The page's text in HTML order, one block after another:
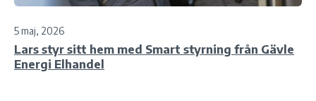
5 maj, 2026
Lars styr sitt hem med Smart styrning från Gävle
Energi Elhandel